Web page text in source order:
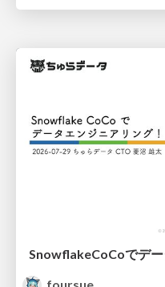
SnowflakeCoCoでデー